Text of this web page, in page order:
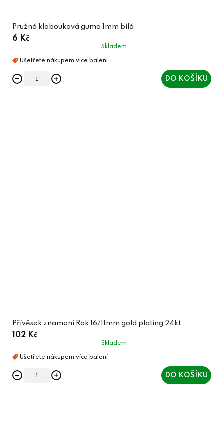
Pružná klobouková guma 1mm bílá
6 Kč
Skladem
DO KOŠÍKU
Přívěsek znamení Rak 16/11mm gold plating 24kt
102 Kč
Skladem
DO KOŠÍKU